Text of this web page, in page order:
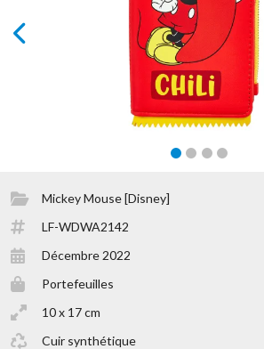
Mickey Mouse [Disney]
LF-WDWA2142
Décembre 2022
Portefeuilles
10 x 17 cm
Cuir synthétique